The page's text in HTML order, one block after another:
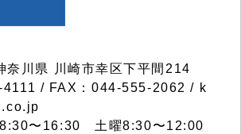
川県 川崎市幸区下平間214
/ FAX：044-555-2062 / k
8:30〜16:30 土曜8:30〜12:00